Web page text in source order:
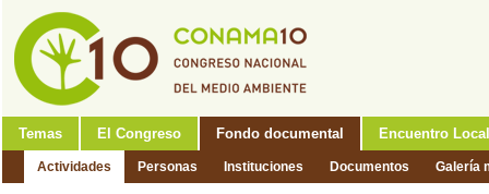
Temas El Congreso Fondo documental Encuentro Local
Actividades Personas Instituciones Documentos Galería